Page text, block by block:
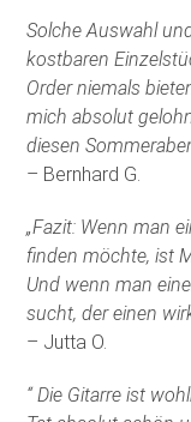
Solche Auswahl
kostbaren
Order niemals
mich absolut
diesen
– Bernhard G.
„Fazit: Wenn man
finden möchte, ist
Und wenn man
sucht, der einen
– Jutta O.
“ Die Gitarre ist